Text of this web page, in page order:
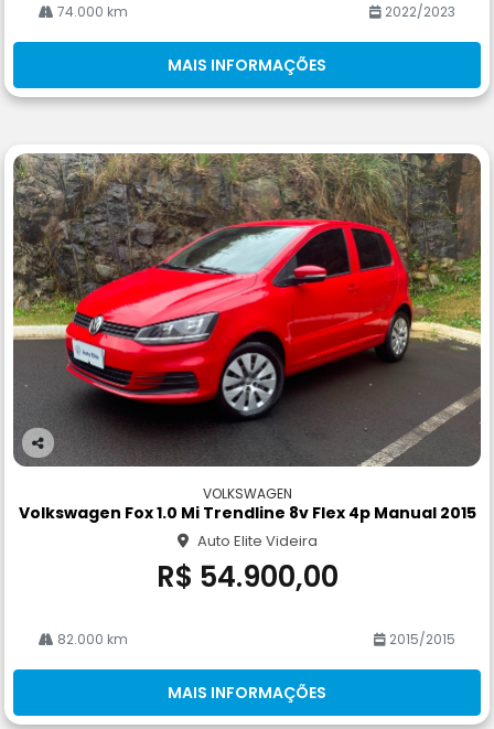
74.000 km 2022/2023
MAIS INFORMAÇÕES
Co
rtil
VOLKSWAGEN
Volkswagen Fox 1.0 Mi Trendline 8v Flex 4p Manual 2015
Auto Elite Videira
R$ 54.900,00
82.000 km 2015/2015
MAIS INFORMAÇÕES